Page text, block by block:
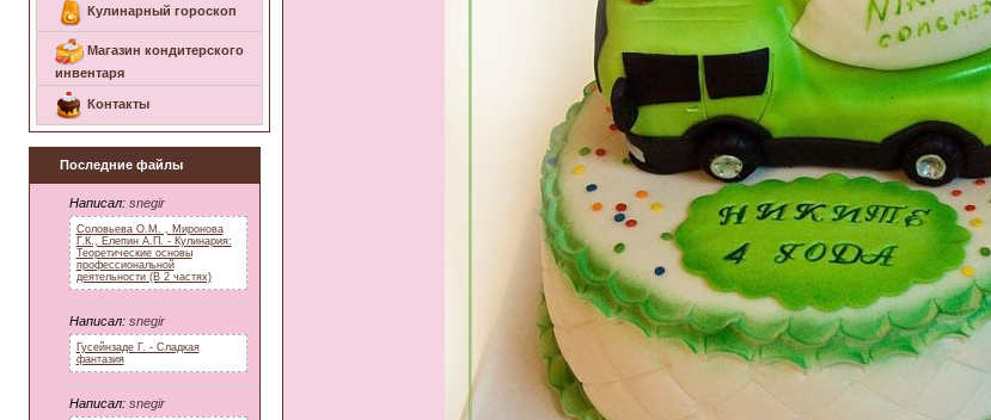
Кулинарный гороскоп
Магазин кондитерского
инвентаря
Контакты
Последние файлы
Написал: snegir
Соловьева О.М. , Миронова
Г.К., Елепин А.П. - Кулинария:
Теоретические основы
профессиональной
деятельности (В 2 частях)
Написал: snegir
Гусейнзаде Г. - Сладкая
фантазия
Написал: snegir